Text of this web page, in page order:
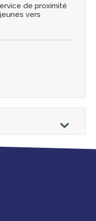
de proximité
vers